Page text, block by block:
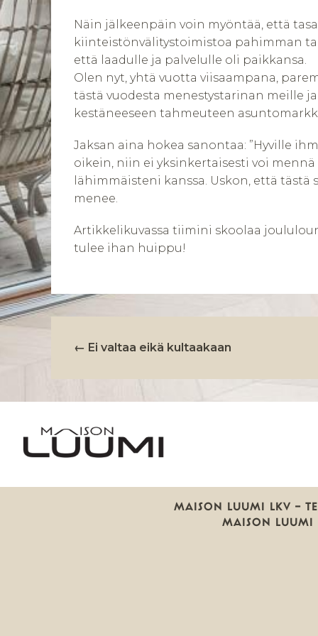
Näin jälkeenpäin voin myöntää, että
kiinteistönvälitystoimistoa pahimman
että laadulle ja palvelulle oli paikkansa.
Olen nyt, yhtä vuotta viisaampana,
tästä vuodesta menestystarinan meille
kestäneeseen tahmeuteen
Jaksan aina hokea sanontaa: ”Hyville
oikein, niin ei yksinkertaisesti voi
lähimmäisteni kanssa. Uskon, että
menee.
Artikkelikuvassa tiimini skoolaa
tulee ihan huippu!
ARTIKKELIEN
← Ei valtaa eikä kultaakaan
MAISON LUUMI LKV —
MAISON LUUMI